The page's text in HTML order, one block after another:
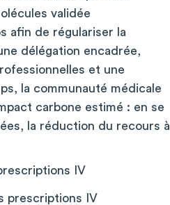
validée
afin de régulariser la
délégation encadrée,
et une
la communauté médicale
carbone estimé : en se
la réduction du recours à
IV
prescriptions IV